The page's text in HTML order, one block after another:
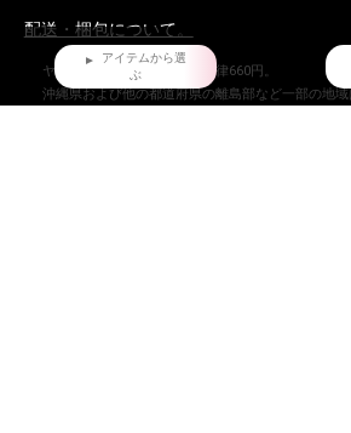
配送・梱包について。
ヤマト運輸でお届け。全国一律660円。
沖縄県および他の都道府県の離島部など一部の地域
アイテムから選
ぶ